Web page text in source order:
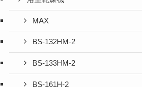
MAX
BS-132HM-2
BS-133HM-2
BS-161H-2